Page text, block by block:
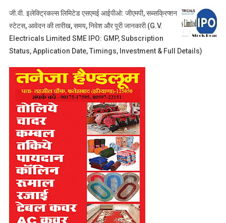
जी.वी. इलेक्ट्रिकल्स लिमिटेड एसएमई आईपीओ: जीएमपी, सब्सक्रिप्शन
स्टेटस, आवेदन की तारीख, समय, निवेश और पूरी जानकारी (G.V.
Electricals Limited SME IPO: GMP, Subscription
Status, Application Date, Timings, Investment & Full Details)